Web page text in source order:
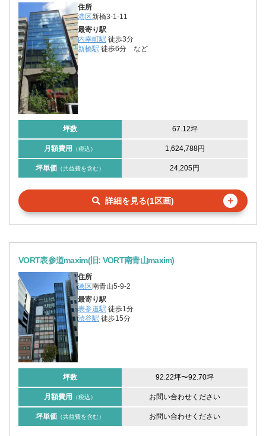
住所
港区新橋3-1-11
最寄り駅
内幸町駅 徒歩3分
新橋駅 徒歩6分 など
坪数 67.12坪
月額費用 （税込） 1,624,788円
坪単価 （共益費を含む） 24,205円
詳細を見る(1区画) ＋
VORT表参道maxim(旧: VORT南青山maxim)
住所
港区南青山5-9-2
最寄り駅
表参道駅 徒歩1分
渋谷駅 徒歩15分
坪数 92.22坪〜92.70坪
月額費用 （税込） お問い合わせください
坪単価 （共益費を含む） お問い合わせください